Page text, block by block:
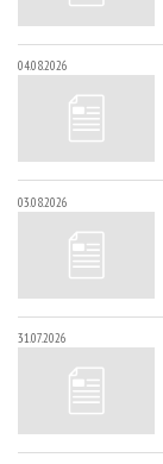
04.08.2026
03.08.2026
31.07.2026